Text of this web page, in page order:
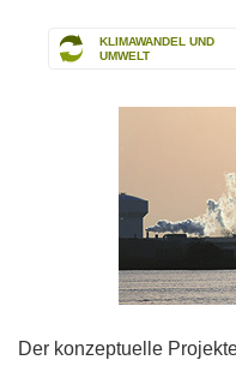
KLIMAWANDEL UND
UMWELT
Der konzeptuelle